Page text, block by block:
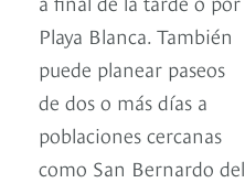
Playa Blanca. También
puede planear paseos
de dos o más días a
poblaciones cercanas
como San Bernardo del